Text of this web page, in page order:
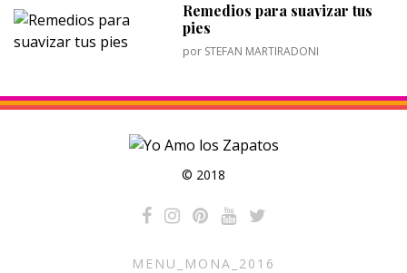
Remedios para suavizar tus
pies
por STEFAN MARTIRADONI
© 2018
MENU_MONA_2016